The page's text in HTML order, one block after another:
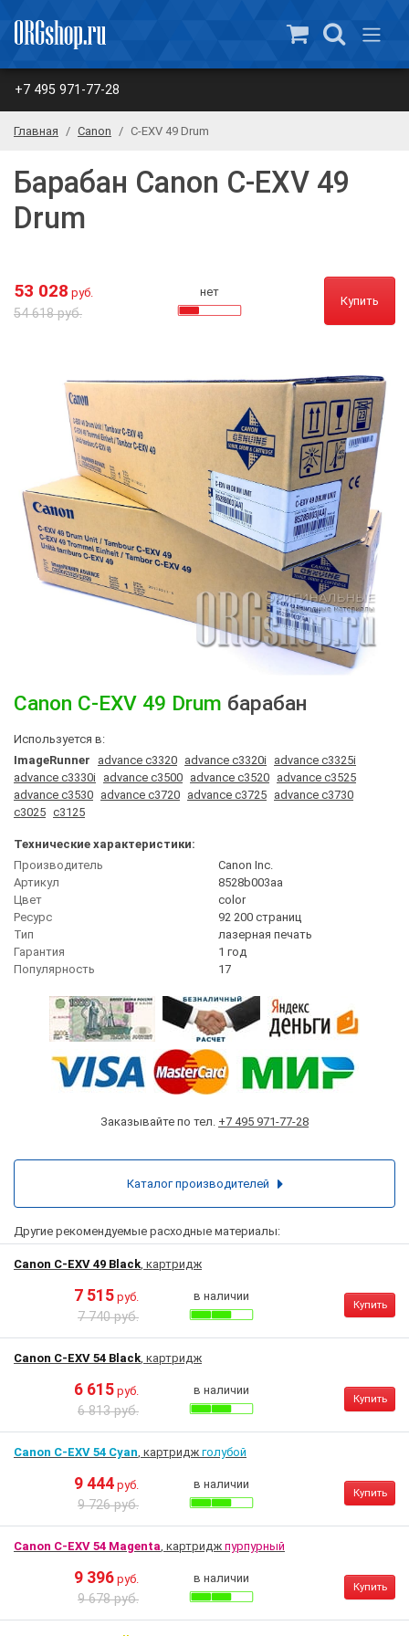
+7 495 971-77-28
Главная Canon C-EXV 49 Drum
Барабан Canon C-EXV 49
Drum
53 028 руб.
54 618 руб.
нет
Купить
Canon C-EXV 49 Drum барабан
Используется в:
ImageRunner
advance c3320 advance c3320i advance c3325i
advance c3330i advance c3500 advance c3520 advance c3525
advance c3530 advance c3720 advance c3725 advance c3730
c3025 c3125
Технические характеристики:
Производитель
Canon Inc.
Артикул
8528b003aa
Цвет
сolor
Ресурс
92 200 страниц
Тип
лазерная печать
Гарантия
1 год
Популярность
17
Заказывайте по тел. +7 495 971-77-28
Другие рекомендуемые расходные материалы:
Canon C-EXV 49 Black, картридж
7 515 руб.
7 740 руб.
в наличии
Купить
Canon C-EXV 54 Black, картридж
6 615 руб.
6 813 руб.
в наличии
Купить
Canon C-EXV 54 Cyan, картридж голубой
9 444 руб.
9 726 руб.
в наличии
Купить
Canon C-EXV 54 Magenta, картридж пурпурный
9 396 руб.
9 678 руб.
в наличии
Купить